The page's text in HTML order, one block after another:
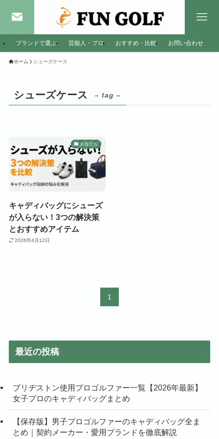
ブランドで選ぶ 芸能人・プロ おすすめ・比較 お問い合わせ
ホーム シューズケース
シューズケース – tag –
お役立ち
キャディバッグにシューズ
が入らない！3つの解決策
とおすすめアイテム
2026年4月12日
1
最近の投稿
ブリヂストン使用プロゴルファー一覧【2026年最新】
女子プロのキャディバッグまとめ
【保存版】男子プロゴルファーのキャディバッグ全ま
とめ｜契約メーカー・愛用ブランドを徹底解説